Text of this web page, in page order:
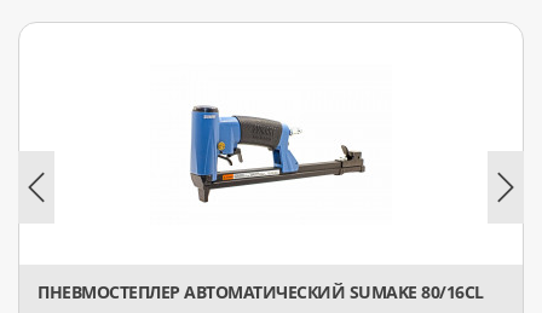
ПНЕВМОСТЕПЛЕР АВТОМАТИЧЕСКИЙ SUMAKE 80/16CL